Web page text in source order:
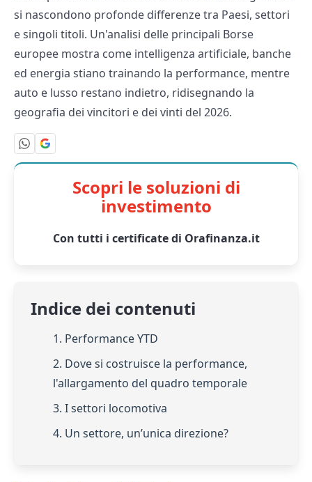
si nascondono profonde differenze tra Paesi, settori
e singoli titoli. Un'analisi delle principali Borse
europee mostra come intelligenza artificiale, banche
ed energia stiano trainando la performance, mentre
auto e lusso restano indietro, ridisegnando la
geografia dei vincitori e dei vinti del 2026.
Scopri le soluzioni di
investimento
Con tutti i certificate di Orafinanza.it
Indice dei contenuti
1. Performance YTD
2. Dove si costruisce la performance,
l'allargamento del quadro temporale
3. I settori locomotiva
4. Un settore, un’unica direzione?